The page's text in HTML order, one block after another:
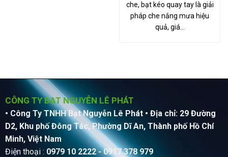
che, bạt kéo quay tay là giải
pháp che nắng mưa hiệu
quả, giá…
CÔNG TY BẠT NGUYỄN LÊ PHÁT
• Công Ty TNHH Bạt Nguyễn Lê Phát • Địa chỉ: 29 Đường
D2, Khu phố Đông Tác, Phường Dĩ An, Thành phố Hồ Chí
Minh, Việt Nam
Điện thoại : 0979 10 2222 - 0917 378 979